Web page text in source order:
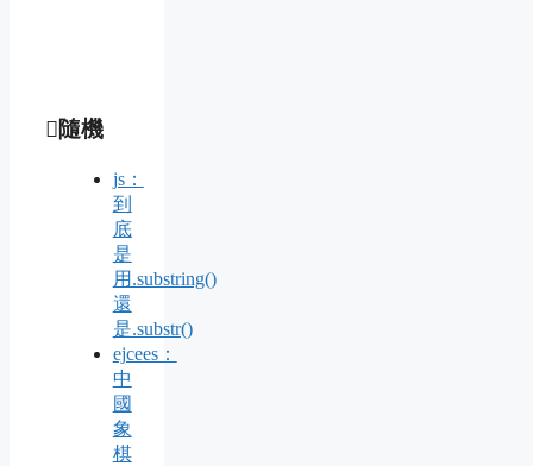
隨機
js：
到
底
是
用.substring()
還
是.substr()
ejcees：
中
國
象
棋